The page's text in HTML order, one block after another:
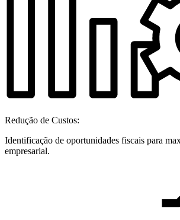
Redução de Custos:
Identificação de oportunidades fiscais para
empresarial.